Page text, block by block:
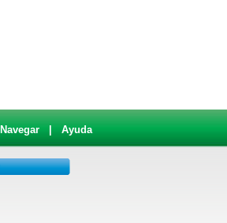
Navegar Ayuda